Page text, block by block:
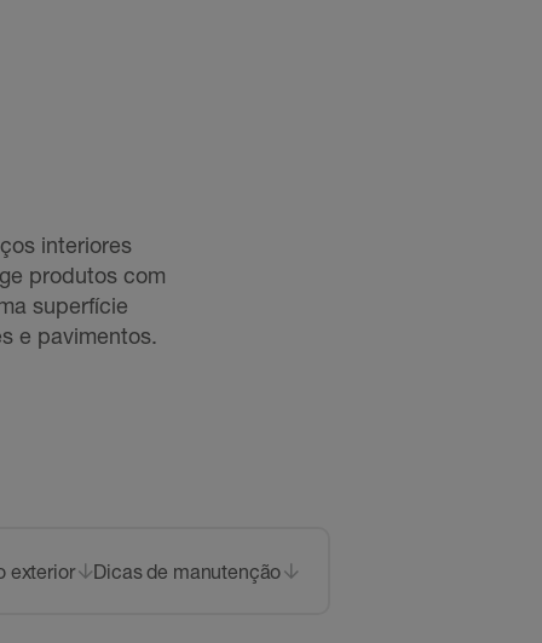
interiores
produtos com
superfície
e pavimentos.
exterior Dicas de manutenção